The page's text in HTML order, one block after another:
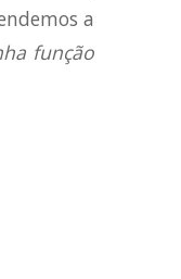
a
função